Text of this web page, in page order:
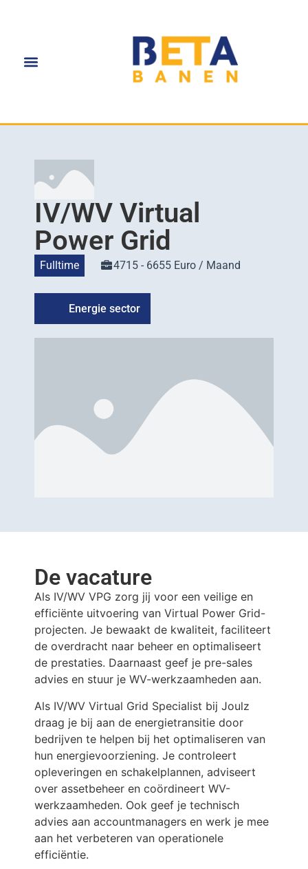
IV/WV Virtual
Power Grid
Fulltime 4715 - 6655 Euro / Maand
Energie sector
De vacature
Als IV/WV VPG zorg jij voor een veilige en
efficiënte uitvoering van Virtual Power Grid-
projecten. Je bewaakt de kwaliteit, faciliteert
de overdracht naar beheer en optimaliseert
de prestaties. Daarnaast geef je pre-sales
advies en stuur je WV-werkzaamheden aan.
Als IV/WV Virtual Grid Specialist bij Joulz
draag je bij aan de energietransitie door
bedrijven te helpen bij het optimaliseren van
hun energievoorziening. Je controleert
opleveringen en schakelplannen, adviseert
over assetbeheer en coördineert WV-
werkzaamheden. Ook geef je technisch
advies aan accountmanagers en werk je mee
aan het verbeteren van operationele
efficiëntie.